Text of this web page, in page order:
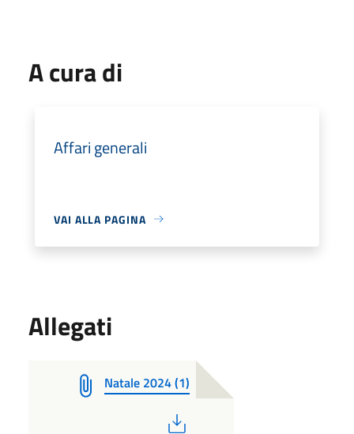
A cura di
Affari generali
VAI ALLA PAGINA
Allegati
Natale 2024 (1)